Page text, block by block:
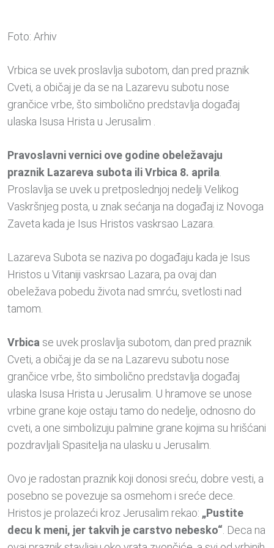
Foto: Arhiv
Vrbica se uvek proslavlja subotom, dan pred praznik
Cveti, a običaj je da se na Lazarevu subotu nose
grančice vrbe, što simbolično predstavlja događaj
ulaska Isusa Hrista u Jerusalim .
Pravoslavni vernici ove godine obeležavaju
praznik Lazareva subota ili Vrbica 8. aprila
Proslavlja se uvek u pretposlednjoj nedelji Velikog
Vaskršnjeg posta, u znak sećanja na događaj iz Novoga
Zaveta kada je Isus Hristos vaskrsao Lazara.
Lazareva Subota se naziva po događaju kada je Isus
Hristos u Vitaniji vaskrsao Lazara, pa ovaj dan
obeležava pobedu života nad smrću, svetlosti nad
tamom.
Vrbica se uvek proslavlja subotom, dan pred praznik
Cveti, a običaj je da se na Lazarevu subotu nose
grančice vrbe, što simbolično predstavlja događaj
ulaska Isusa Hrista u Jerusalim. U hramove se unose
vrbine grane koje ostaju tamo do nedelje, odnosno do
cveti, a one simbolizuju palmine grane kojima su hrišćani
pozdravljali Spasitelja na ulasku u Jerusalim.
Ovo je radostan praznik koji donosi sreću, dobre vesti, a
posebno se povezuje sa osmehom i sreće dece.
Hristos je prolazeći kroz Jerusalim rekao: „Pustite
decu k meni, jer takvih je carstvo nebesko“ . Deca na